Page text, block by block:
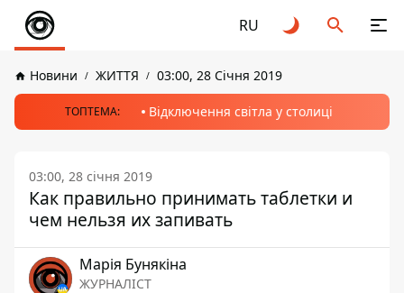
RU
Новини ЖИТТЯ 03:00, 28 Січня 2019
ТОПТЕМА: Відключення світла у столиці
03:00, 28 січня 2019
Как правильно принимать таблетки и
чем нельзя их запивать
Марія Бунякіна
ЖУРНАЛІСТ